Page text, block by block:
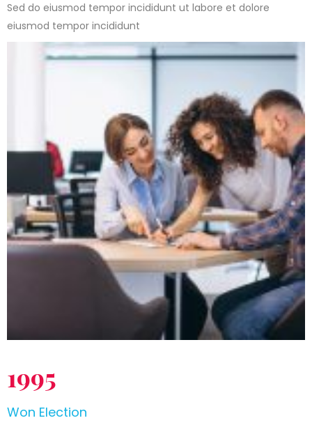
Sed do eiusmod tempor incididunt ut labore et dolore
eiusmod tempor incididunt
1995
Won Election